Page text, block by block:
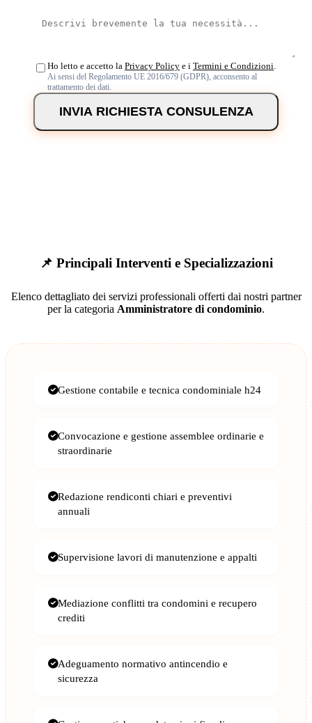
Ho letto e accetto la Privacy Policy e i Termini e Condizioni.
Ai sensi del Regolamento UE 2016/679 (GDPR), acconsento al
trattamento dei dati.
INVIA RICHIESTA CONSULENZA
📌 Principali Interventi e Specializzazioni
Elenco dettagliato dei servizi professionali offerti dai nostri partner
per la categoria Amministratore di condominio.
Gestione contabile e tecnica condominiale h24
Convocazione e gestione assemblee ordinarie e
straordinarie
Redazione rendiconti chiari e preventivi
annuali
Supervisione lavori di manutenzione e appalti
Mediazione conflitti tra condomini e recupero
crediti
Adeguamento normativo antincendio e
sicurezza